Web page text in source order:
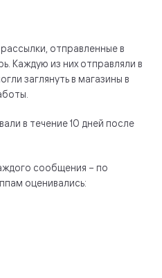
отправленные в
Каждую из них отправляли в
заглянуть в магазины в
в течение 10 дней после
сообщения – по
оценивались: